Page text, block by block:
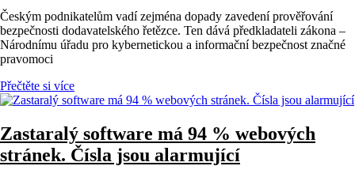
Českým podnikatelům vadí zejména dopady zavedení prověřování
bezpečnosti dodavatelského řetězce. Ten dává předkladateli zákona –
Národnímu úřadu pro kybernetickou a informační bezpečnost značné
pravomoci
Přečtěte si více
Zastaralý software má 94 % webových
stránek. Čísla jsou alarmující